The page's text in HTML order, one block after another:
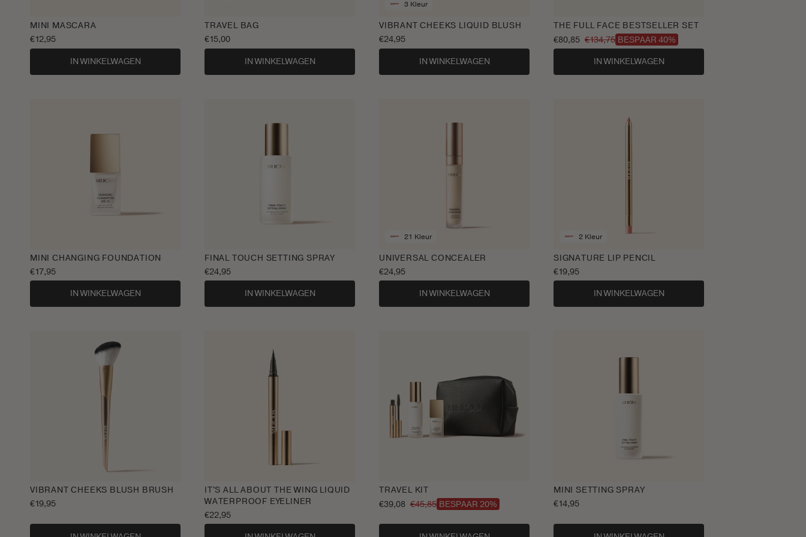
MINI MASCARA
Normale
prijs
€12,95
IN WINKELWAGEN
TRAVEL BAG
Normale
prijs
€15,00
IN WINKELWAGEN
3 Kleur
VIBRANT CHEEKS LIQUID BLUSH
Normale
prijs
€24,95
IN WINKELWAGEN
THE FULL FACE BESTSELLER SET
Aanbiedingsprijs
€80,85
Normale
prijs
€134,75 BESPAAR 40%
IN WINKELWAGEN
MINI CHANGING FOUNDATION
Normale
prijs
€17,95
IN WINKELWAGEN
FINAL TOUCH SETTING SPRAY
Normale
prijs
€24,95
IN WINKELWAGEN
21 Kleur
UNIVERSAL CONCEALER
Normale
prijs
€24,95
IN WINKELWAGEN
2 Kleur
SIGNATURE LIP PENCIL
Normale
prijs
€19,95
IN WINKELWAGEN
VIBRANT CHEEKS BLUSH BRUSH
Normale
€19,95
IT'S ALL ABOUT THE WING LIQUID
WATERPROOF EYELINER
Normale
prijs
€22,95
TRAVEL KIT
Aanbiedingsprijs
€39,08
Normale€45,85 BESPAAR 20%
MINI SETTING SPRAY
Normale
€14,95